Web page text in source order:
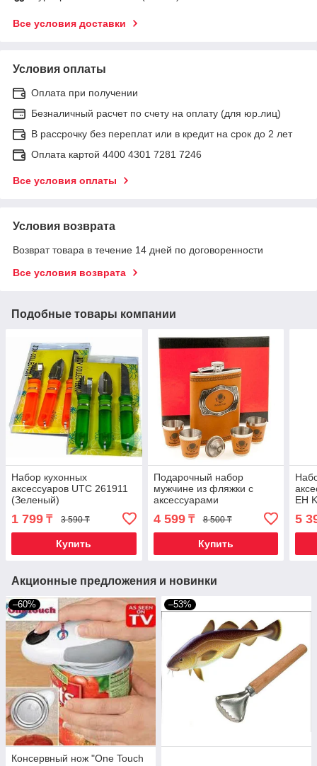
Все условия доставки
Условия оплаты
Оплата при получении
Безналичный расчет по счету на оплату (для юр.лиц)
В рассрочку без переплат или в кредит на срок до 2 лет
Оплата картой 4400 4301 7281 7246
Все условия оплаты
Условия возврата
Возврат товара в течение 14 дней по договоренности
Все условия возврата
Подобные товары компании
Набор кухонных
аксессуаров UTC 261911
(Зеленый)
1 799 ₸ 3 590 ₸
Купить
Подарочный набор
мужчине из фляжки с
аксессуарами
«Казахстан» (Фляга
265мл + 4 стопки 30мл)
4 599₸ 8 500 ₸
Купить
EH
5
Акционные предложения и новинки
–60%
Консервный нож "One Touch
–53%